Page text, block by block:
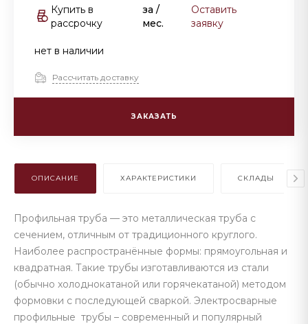
Купить в
рассрочку
за/
мес.
Оставить
заявку
нет в наличии
Рассчитать доставку
ЗАКАЗАТЬ
ОПИСАНИЕ ХАРАКТЕРИСТИКИ СКЛАДЫ
Профильная труба — это металлическая труба с
сечением, отличным от традиционного круглого.
Наиболее распространённые формы: прямоугольная и
квадратная. Такие трубы изготавливаются из стали
(обычно холоднокатаной или горячекатаной) методом
формовки с последующей сваркой. Электросварные
профильные трубы – современный и популярный